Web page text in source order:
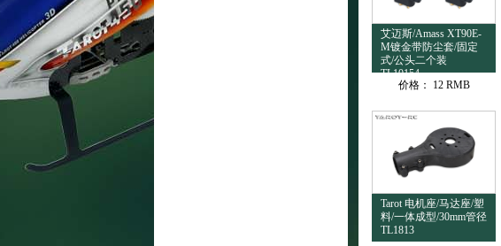
艾迈斯/Amass XT90E-
M镀金带防尘套/固定
式/公头二个装
TL10154
价格：
12 RMB
Tarot 电机座/马达座/塑
料/一体成型/30mm管径
TL1813